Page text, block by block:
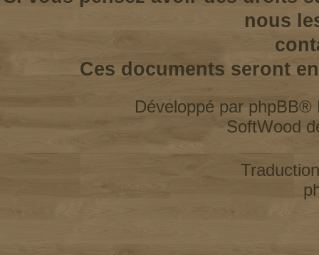
nous
Ces documents seront
Développé par phpBB®
SoftWood